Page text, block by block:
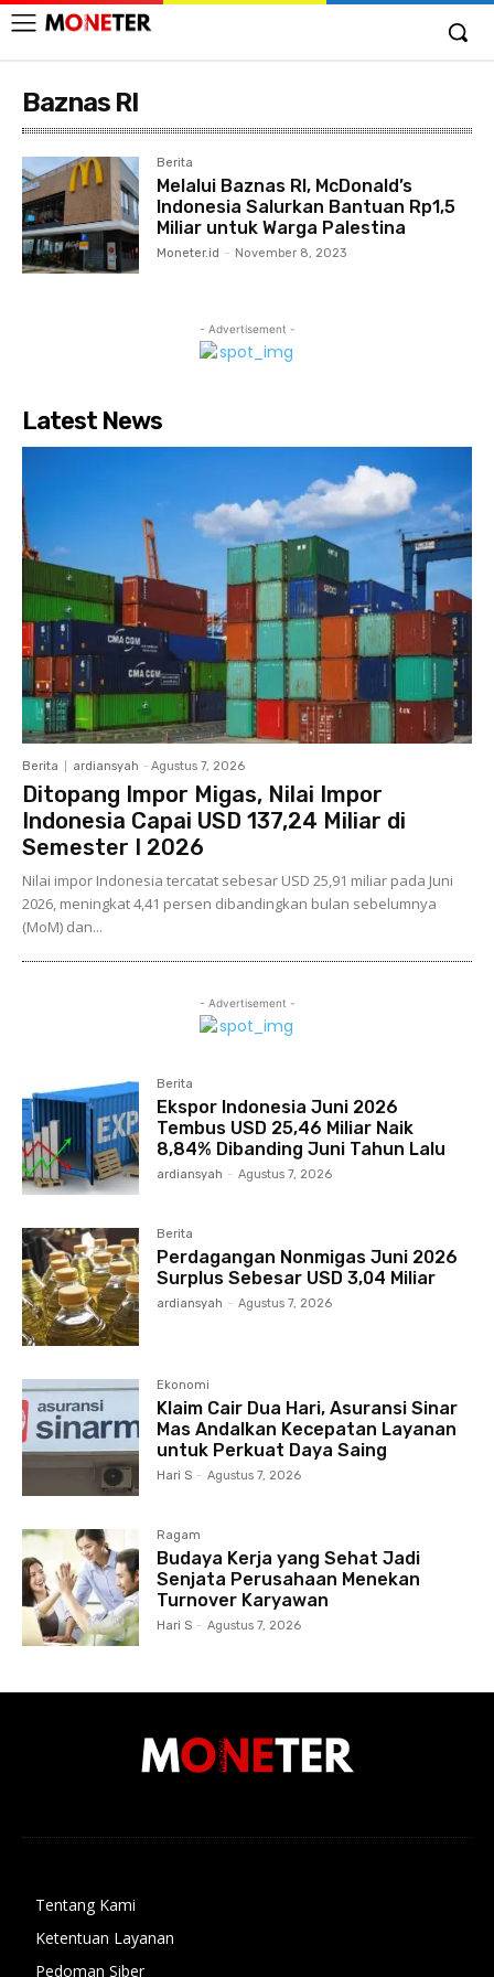
Baznas RI
Berita
Melalui Baznas RI, McDonald’s
Indonesia Salurkan Bantuan Rp1,5
Miliar untuk Warga Palestina
Moneter.id - November 8, 2023
- Advertisement -
Latest News
Berita ardiansyah - Agustus 7, 2026
Ditopang Impor Migas, Nilai Impor
Indonesia Capai USD 137,24 Miliar di
Semester I 2026
Nilai impor Indonesia tercatat sebesar USD 25,91 miliar pada Juni
2026, meningkat 4,41 persen dibandingkan bulan sebelumnya
(MoM) dan...
- Advertisement -
Berita
Ekspor Indonesia Juni 2026
Tembus USD 25,46 Miliar Naik
8,84% Dibanding Juni Tahun Lalu
ardiansyah - Agustus 7, 2026
Berita
Perdagangan Nonmigas Juni 2026
Surplus Sebesar USD 3,04 Miliar
ardiansyah - Agustus 7, 2026
Ekonomi
Klaim Cair Dua Hari, Asuransi Sinar
Mas Andalkan Kecepatan Layanan
untuk Perkuat Daya Saing
Hari S - Agustus 7, 2026
Ragam
Budaya Kerja yang Sehat Jadi
Senjata Perusahaan Menekan
Turnover Karyawan
Hari S - Agustus 7, 2026
Tentang Kami
Ketentuan Layanan
Pedoman Siber